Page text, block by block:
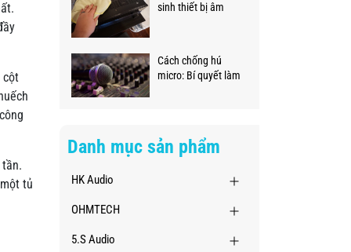
cột
tủ
sinh thiết bị âm
Cách chống hú
micro: Bí quyết làm
Danh mục sản phẩm
HK Audio
OHMTECH
5.S Audio